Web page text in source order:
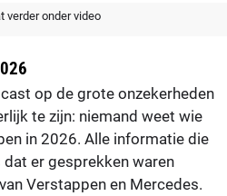
verder onder video
op de grote onzekerheden
te zijn: niemand weet wie
in 2026. Alle informatie die
er gesprekken waren
Verstappen en Mercedes.